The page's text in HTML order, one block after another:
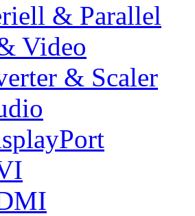
& Parallel
Video
& Scaler